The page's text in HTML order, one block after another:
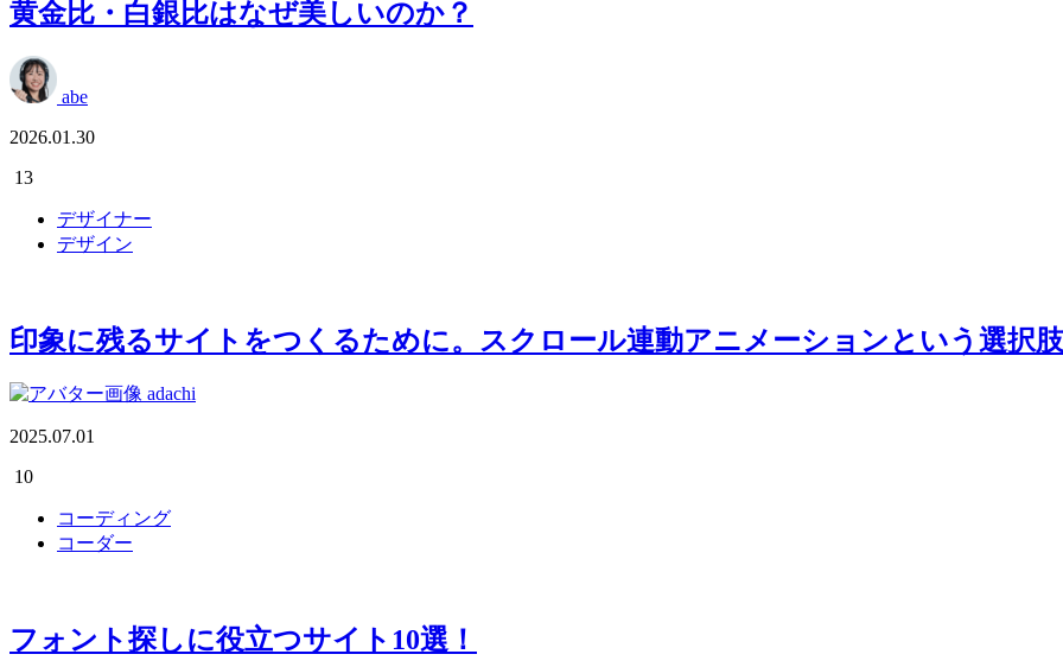
黄金比・白銀比はなぜ美しいのか？
abe
2026.01.30
13
デザイナー
デザイン
印象に残るサイトをつくるために。スクロール連動アニメーションという選択肢
adachi
2025.07.01
10
コーディング
コーダー
フォント探しに役立つサイト10選！